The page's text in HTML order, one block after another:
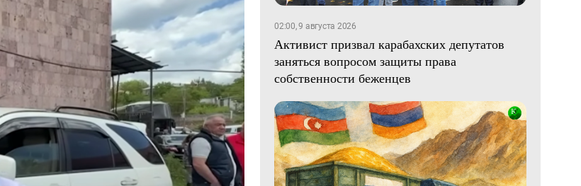
02:00, 9 августа 2026
Активист призвал карабахских депутатов
заняться вопросом защиты права
собственности беженцев